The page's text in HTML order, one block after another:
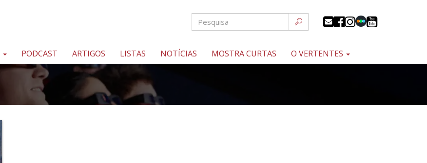
PODCAST ARTIGOS LISTAS NOTÍCIAS MOSTRA CURTAS O VERTENTES